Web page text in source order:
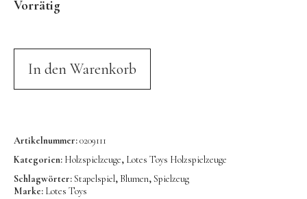
MIMI’lou | Wanddeko
MINI KYOMO | Kinderuhren
notthegirl | Seife & Kerzen
NUUKK | Papierdesign & Kissen
OYOY living
Vorrätig
In den Warenkorb
Artikelnummer:0209111
Kategorien: Holzspielzeuge, Lotes Toys Holzspielzeuge
Schlagwörter:Stapelspiel, Blumen,Spielzeug
Marke: Lotes Toys